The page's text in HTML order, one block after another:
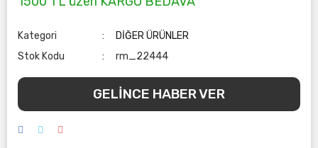
Kategori
DİĞER ÜRÜNLER
Stok Kodu
rm_22444
GELİNCE HABER VER